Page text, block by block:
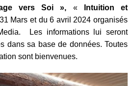
vers Soi », «
Intuition et
Mars et du 6 avril 2024 organisés
Les informations lui seront
dans sa base de données. Toutes
sont bienvenues.